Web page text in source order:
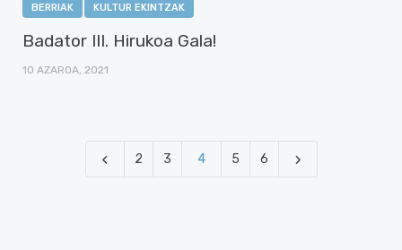
BERRIAK KULTUR EKINTZAK
Badator III. Hirukoa Gala!
10 AZAROA, 2021
2 3 4 5 6